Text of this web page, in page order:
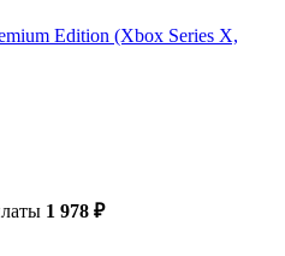
Edition (Xbox Series X,
1 978 ₽